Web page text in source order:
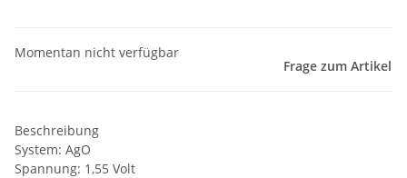
Momentan nicht verfügbar
Frage zum Artikel
Beschreibung
System: AgO
Spannung: 1,55 Volt